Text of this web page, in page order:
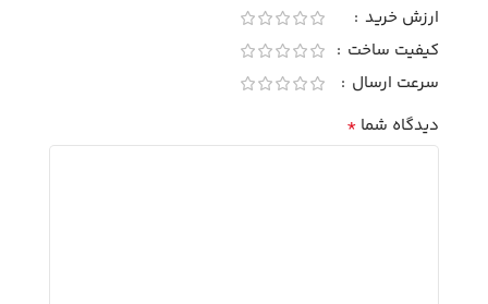
ارزش خرید
کیفیت ساخت
سرعت ارسال
دیدگاه شما *